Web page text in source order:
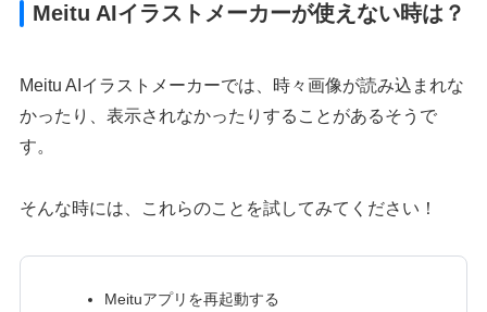
Meitu AIイラストメーカーが使えない時は？
Meitu AIイラストメーカーでは、時々画像が読み込まれな
かったり、表示されなかったりすることがあるそうで
す。
そんな時には、これらのことを試してみてください！
Meituアプリを再起動する